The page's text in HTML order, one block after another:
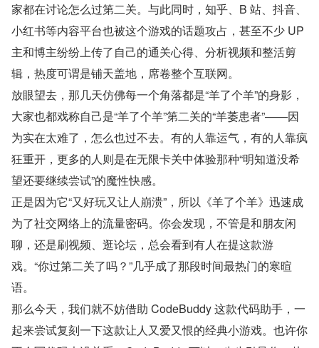
家都在讨论怎么过第二关。与此同时，知乎、B 站、抖音、
小红书等内容平台也被这个游戏的话题攻占，甚至不少 UP
主和博主纷纷上传了自己的通关心得、分析视频和整活剪
辑，热度可谓是铺天盖地，席卷整个互联网。
放眼望去，那几天仿佛每一个角落都是“羊了个羊”的身影，
大家也都戏称自己是“羊了个羊”第二关的“羊萎患者”——因
为实在太难了，怎么也过不去。有的人靠运气，有的人靠疯
狂重开，更多的人则是在无限卡关中体验那种“明知道没希
望还要继续尝试”的魔性快感。
正是因为它“又好玩又让人崩溃”，所以《羊了个羊》迅速成
为了社交网络上的流量密码。你会发现，不管是和朋友闲
聊，还是刷视频、逛论坛，总会看到有人在提这款游
戏。“你过第二关了吗？”几乎成了那段时间最热门的寒暄
语。
那么今天，我们就不妨借助 CodeBuddy 这款代码助手，一
起来尝试复刻一下这款让人又爱又恨的经典小游戏。也许你